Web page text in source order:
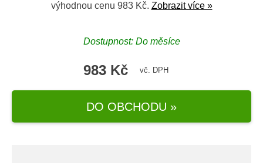
výhodnou cenu 983 Kč. Zobrazit více »
Dostupnost: Do měsíce
983 Kč vč. DPH
DO OBCHODU »